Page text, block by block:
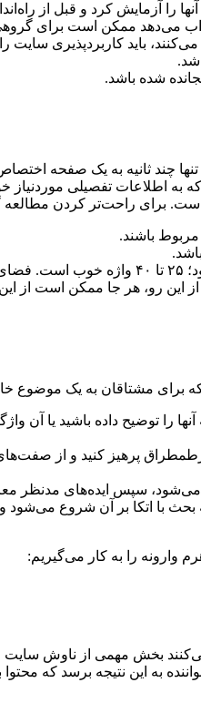
را آزمایش کرد و قبل از
می‌دهد ممکن است برای
می‌کنند، باید کاربردپذیری سایت
شده باشد.
تنها چند ثانیه به یک صفحه
اطلاعات تفصیلی موردنیاز
برای راحت‌تر کردن مطالعه
مربوط باشند.
رو، هر جا ممکن است از این
برای مشتاقان به یک موضوع
را توضیح داده باشید یا
پرهیز کنید و از
می‌شود، سپس ایده‌های مدنظر
بحث با اتکا بر آن شروع می‌شود
را به کار می‌گیریم:
بخش مهمی از ناوش
به این نتیجه برسد که